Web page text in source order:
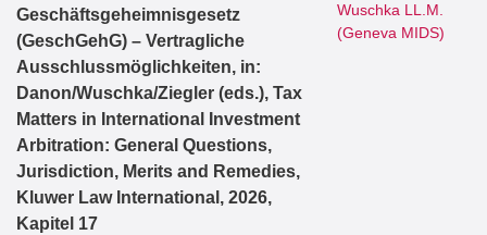
Geschäftsgeheimnisgesetz
(GeschGehG) – Vertragliche
Ausschlussmöglichkeiten, in:
Danon/Wuschka/Ziegler (eds.), Tax
Matters in International Investment
Arbitration: General Questions,
Jurisdiction, Merits and Remedies,
Kluwer Law International, 2026,
Kapitel 17
Wuschka LL.M.
(Geneva MIDS)